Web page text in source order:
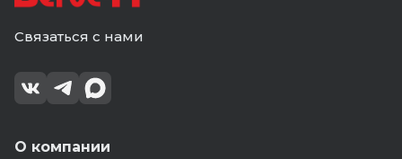
Связаться с нами
О компании